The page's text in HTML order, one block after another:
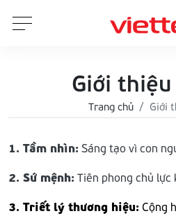
Giới
Trang chủ Giới
1. Tầm nhìn: Sáng tạo vì con
2. Sứ mệnh: Tiên phong chủ
3. Triết lý thương hiệu: Cộng